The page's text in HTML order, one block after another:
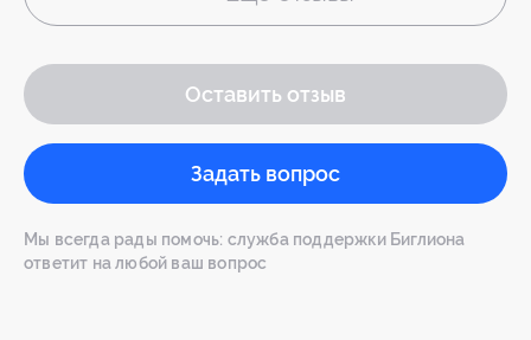
Оставить отзыв
Задать вопрос
Мы всегда рады помочь: служба поддержки Биглиона
ответит на любой ваш вопрос